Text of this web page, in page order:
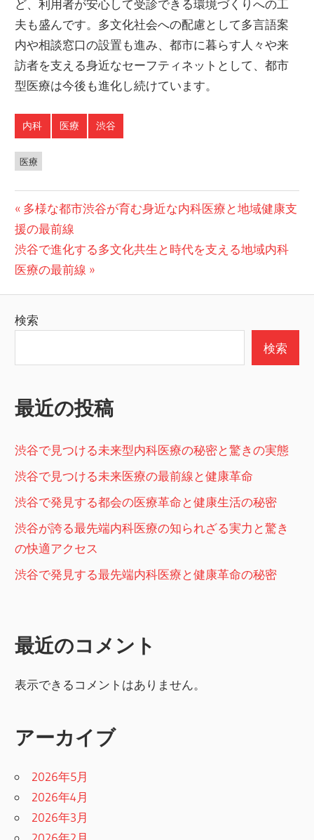
ど、利用者が安心して受診できる環境づくりへの工
夫も盛んです。多文化社会への配慮として多言語案
内や相談窓口の設置も進み、都市に暮らす人々や来
訪者を支える身近なセーフティネットとして、都市
型医療は今後も進化し続けています。
内科 医療 渋谷
医療
投
稿
ナ
ビ
ゲ
ョ
前
の
投
稿:
多様な都市渋谷が育む身近な内科医療と地域健康支
援の最前線
次
の
渋谷で進化する多文化共生と時代を支える地域内科
医療の最前線
検索
検索
最近の投稿
渋谷で見つける未来型内科医療の秘密と驚きの実態
渋谷で見つける未来医療の最前線と健康革命
渋谷で発見する都会の医療革命と健康生活の秘密
渋谷が誇る最先端内科医療の知られざる実力と驚き
の快適アクセス
渋谷で発見する最先端内科医療と健康革命の秘密
最近のコメント
表示できるコメントはありません。
アーカイブ
2026年5月
2026年4月
2026年3月